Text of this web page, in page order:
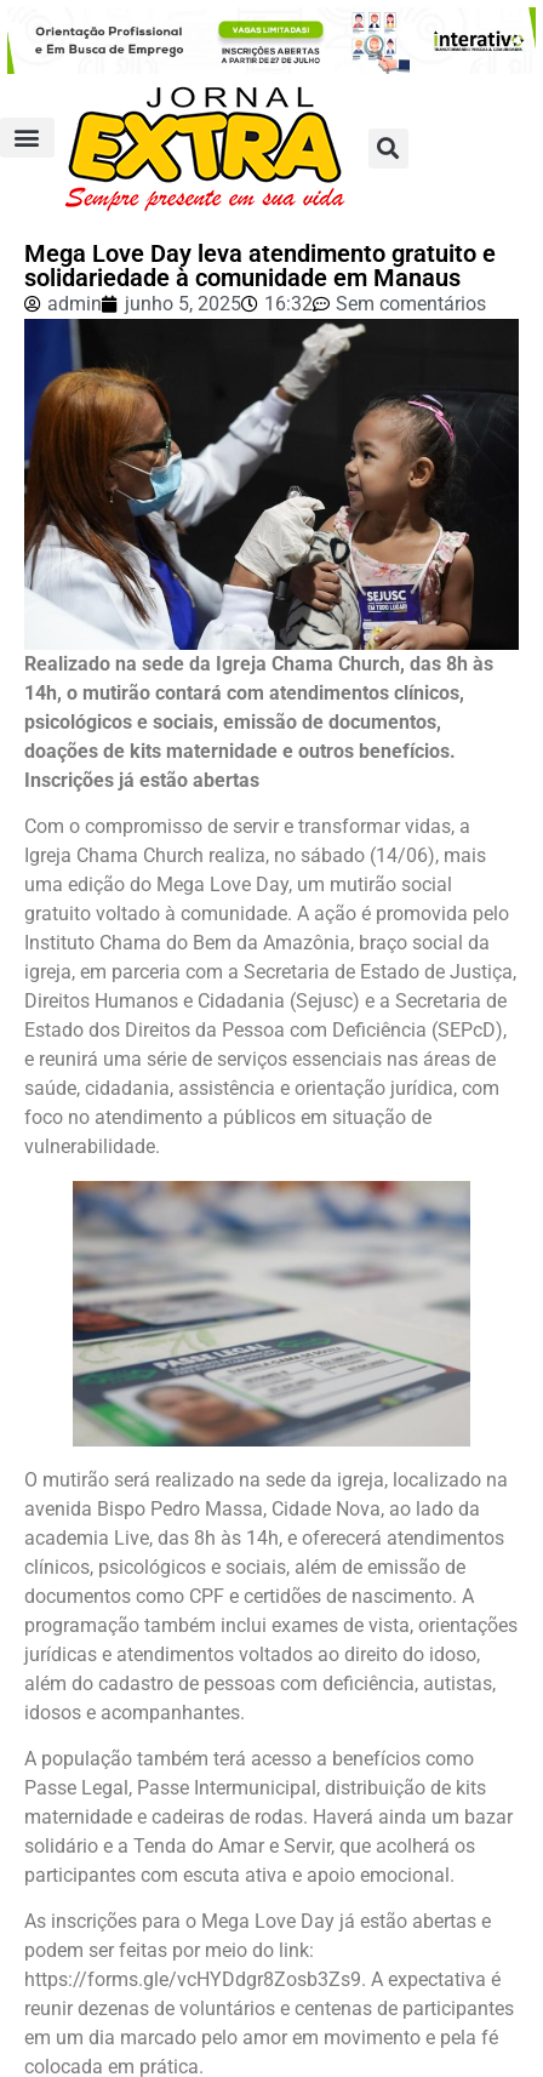
Mega Love Day leva atendimento gratuito e
solidariedade à comunidade em Manaus
admin junho 5, 2025 16:32 Sem comentários
Realizado na sede da Igreja Chama Church, das 8h às
14h, o mutirão contará com atendimentos clínicos,
psicológicos e sociais, emissão de documentos,
doações de kits maternidade e outros benefícios.
Inscrições já estão abertas
Com o compromisso de servir e transformar vidas, a
Igreja Chama Church realiza, no sábado (14/06), mais
uma edição do Mega Love Day, um mutirão social
gratuito voltado à comunidade. A ação é promovida pelo
Instituto Chama do Bem da Amazônia, braço social da
igreja, em parceria com a Secretaria de Estado de Justiça,
Direitos Humanos e Cidadania (Sejusc) e a Secretaria de
Estado dos Direitos da Pessoa com Deficiência (SEPcD),
e reunirá uma série de serviços essenciais nas áreas de
saúde, cidadania, assistência e orientação jurídica, com
foco no atendimento a públicos em situação de
vulnerabilidade.
O mutirão será realizado na sede da igreja, localizado na
avenida Bispo Pedro Massa, Cidade Nova, ao lado da
academia Live, das 8h às 14h, e oferecerá atendimentos
clínicos, psicológicos e sociais, além de emissão de
documentos como CPF e certidões de nascimento. A
programação também inclui exames de vista, orientações
jurídicas e atendimentos voltados ao direito do idoso,
além do cadastro de pessoas com deficiência, autistas,
idosos e acompanhantes.
A população também terá acesso a benefícios como
Passe Legal, Passe Intermunicipal, distribuição de kits
maternidade e cadeiras de rodas. Haverá ainda um bazar
solidário e a Tenda do Amar e Servir, que acolherá os
participantes com escuta ativa e apoio emocional.
As inscrições para o Mega Love Day já estão abertas e
podem ser feitas por meio do link:
https://forms.gle/vcHYDdgr8Zosb3Zs9. A expectativa é
reunir dezenas de voluntários e centenas de participantes
em um dia marcado pelo amor em movimento e pela fé
colocada em prática.